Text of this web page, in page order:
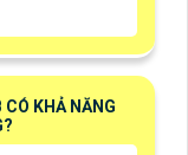
KHẢ NĂNG